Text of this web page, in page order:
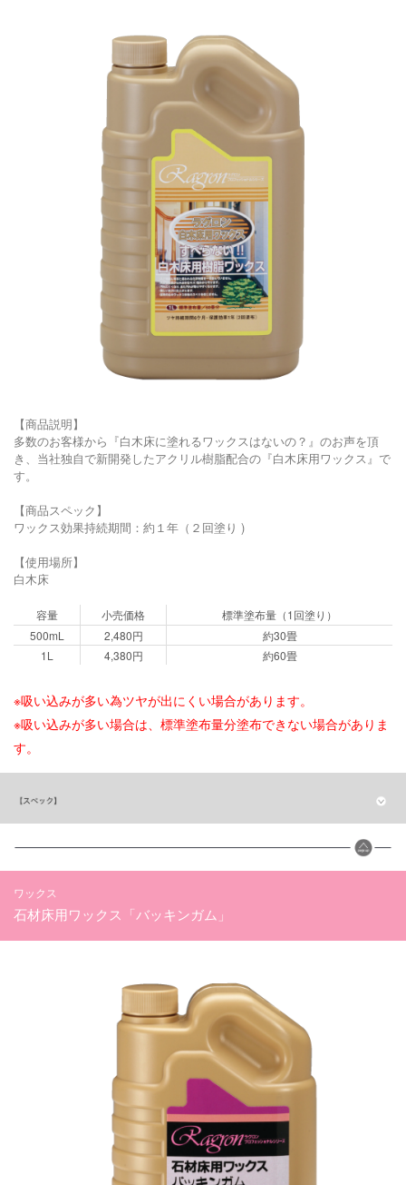
【商品説明】
多数のお客様から『白木床に塗れるワックスはないの？』のお声を頂
き、当社独自で新開発したアクリル樹脂配合の『白木床用ワックス』で
す。
【商品スペック】
ワックス効果持続期間：約１年（２回塗り )
【使用場所】
白木床
容量 小売価格
標準塗布量（1回塗り）
500mL
2,480円
約30畳
1L
4,380円 約60畳
※吸い込みが多い為ツヤが出にくい場合があります。
※吸い込みが多い場合は、標準塗布量分塗布できない場合がありま
す。
ワックス
石材床用ワックス「バッキンガム」